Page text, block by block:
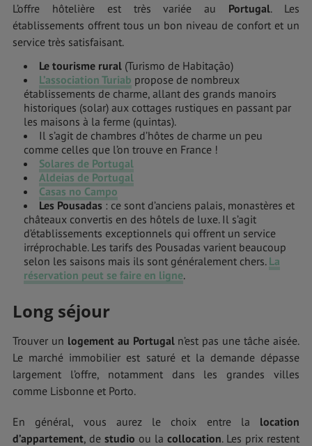
L’offre hôtelière est très variée au Portugal. Les
établissements offrent tous un bon niveau de confort et un
service très satisfaisant.
Le tourisme rural (Turismo de Habitação)
L’association Turiab propose de nombreux
établissements de charme, allant des grands manoirs
historiques (solar) aux cottages rustiques en passant par
les maisons à la ferme (quintas).
Il s’agit de chambres d’hôtes de charme un peu
comme celles que l’on trouve en France !
Solares de Portugal
Aldeias de Portugal
Casas no Campo
Les Pousadas: ce sont d’anciens palais, monastères et
châteaux convertis en des hôtels de luxe. Il s’agit
d’établissements exceptionnels qui offrent un service
irréprochable. Les tarifs des Pousadas varient beaucoup
selon les saisons mais ils sont généralement chers. La
réservation peut se faire en ligne.
Long séjour
Trouver un logement au Portugaln’est pas une tâche aisée.
Le marché immobilier est saturé et la demande dépasse
largement l’offre, notamment dans les grandes villes
comme Lisbonne et Porto.
En général, vous aurez le choix entre la location
d’appartement, de studio ou la collocation. Les prix restent